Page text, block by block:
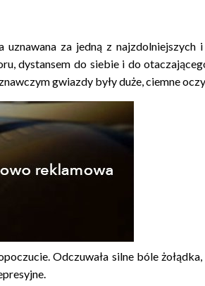
za jedną z najzdolniejszych
dystansem do siebie i do
gwiazdy były duże, ciemne
Odczuwała silne bóle